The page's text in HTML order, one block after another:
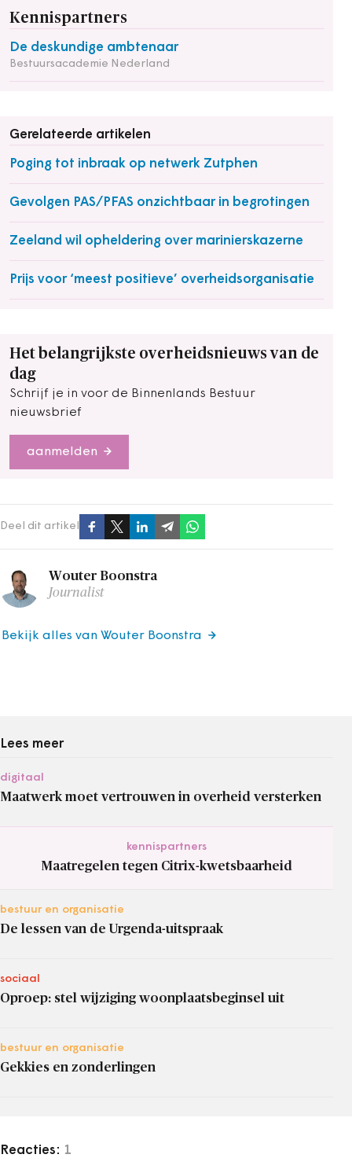
Kennispartners
De deskundige ambtenaar
Bestuursacademie Nederland
Gerelateerde artikelen
Poging tot inbraak op netwerk Zutphen
Gevolgen PAS/PFAS onzichtbaar in begrotingen
Zeeland wil opheldering over marinierskazerne
Prijs voor ‘meest positieve’ overheidsorganisatie
Het belangrijkste overheidsnieuws van de
dag
Schrijf je in voor de Binnenlands Bestuur
nieuwsbrief
aanmelden
Deel dit artikel
Wouter Boonstra
Journalist
Bekijk alles van Wouter Boonstra
Lees meer
digitaal
Maatwerk moet vertrouwen in overheid versterken
kennispartners
Maatregelen tegen Citrix-kwetsbaarheid
bestuur en organisatie
De lessen van de Urgenda-uitspraak
sociaal
Oproep: stel wijziging woonplaatsbeginsel uit
bestuur en organisatie
Gekkies en zonderlingen
Reacties: 1